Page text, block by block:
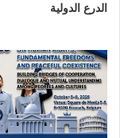
الدرع الدولية